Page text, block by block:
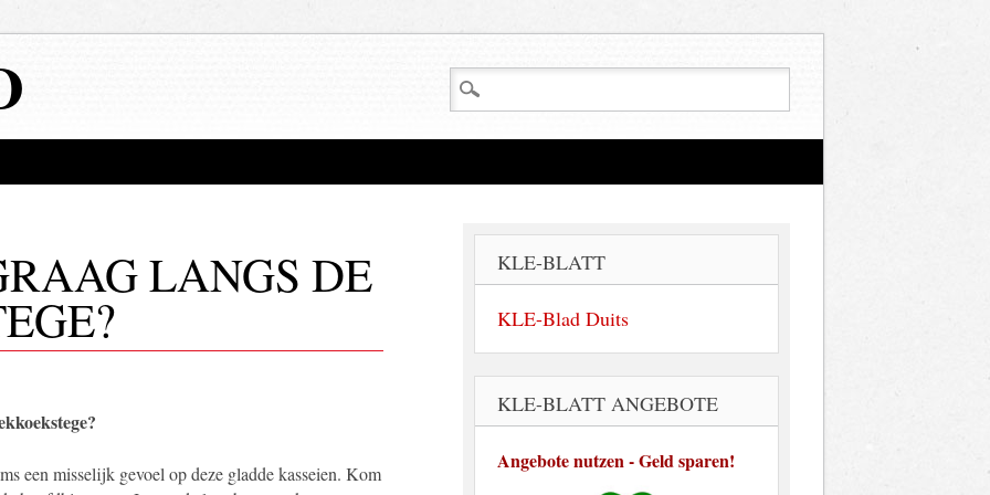
LANGS DE
een misselijk gevoel op deze gladde kasseien. Kom
KLE-BLATT
KLE-Blad Duits
KLE-BLATT ANGEBOTE
Angebote nutzen - Geld sparen!